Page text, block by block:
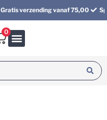
Gratis verzending vanaf 75,00
0